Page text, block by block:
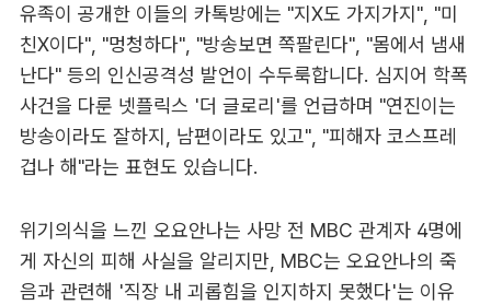
유족이 공개한 이들의 카톡방에는 "지X도 가지가지", "미
친X이다", "멍청하다", "방송보면 쪽팔린다", "몸에서 냄새
난다" 등의 인신공격성 발언이 수두룩합니다. 심지어 학폭
사건을 다룬 넷플릭스 '더 글로리'를 언급하며 "연진이는
방송이라도 잘하지, 남편이라도 있고", "피해자 코스프레
겁나 해"라는 표현도 있습니다.
위기의식을 느낀 오요안나는 사망 전 MBC 관계자 4명에
게 자신의 피해 사실을 알리지만, MBC는 오요안나의 죽
음과 관련해 '직장 내 괴롭힘을 인지하지 못했다'는 이유